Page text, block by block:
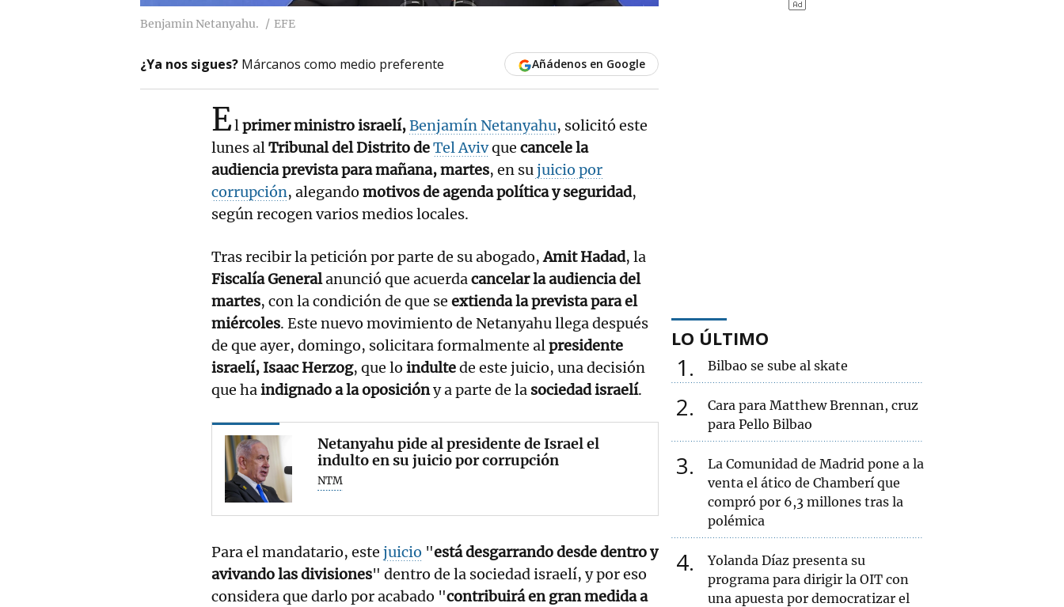
Benjamin Netanyahu. EFE
¿Ya nos sigues? Márcanos como medio preferente Añádenos en Google
Elprimer ministro israelí,Benjamín Netanyahu, solicitó este
lunes alTribunal del Distrito deTel Avivque cancele la
audiencia prevista para mañana, martes, en sujuicio por
corrupción, alegando motivos de agenda política y seguridad,
según recogen varios medios locales.
Tras recibir la petición por parte de su abogado,Amit Hadad, la
Fiscalía Generalanunció que acuerdacancelar la audiencia del
martes, con la condición de que se extienda la prevista para el
miércoles. Este nuevo movimiento de Netanyahu llega después
de que ayer, domingo, solicitara formalmente alpresidente
israelí, Isaac Herzog, que lo indultede este juicio, una decisión
que haindignado a la oposicióny a parte de la sociedad israelí.
Netanyahu pide al presidente de Israel el
indulto en su juicio por corrupción
NTM
Para el mandatario, este juicio "está desgarrando desde dentro y
avivando las divisiones" dentro de la sociedad israelí, y por eso
considera que darlo por acabado "contribuirá en gran medida a
LO ÚLTIMO
1 Bilbao se sube al skate
2
Cara para Matthew Brennan, cruz
para Pello Bilbao
3
La Comunidad de Madrid pone a la
venta el ático de Chamberí que
compró por 6,3 millones tras la
polémica
4
Yolanda Díaz presenta su
programa para dirigir la OIT con
una apuesta por democratizar el